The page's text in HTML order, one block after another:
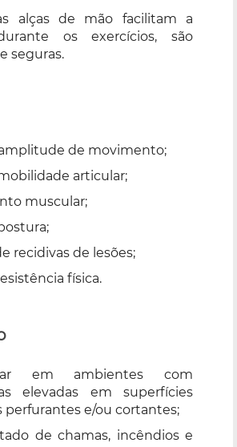
alças de mão facilitam a
os exercícios, são
seguras.
de movimento;
articular;
muscular;
recidivas de lesões;
física.
em ambientes com
elevadas em superfícies
perfurantes e/ou cortantes;
de chamas, incêndios e